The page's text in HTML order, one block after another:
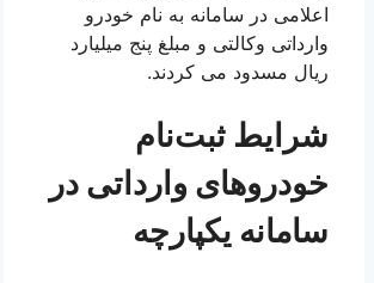
اعلامی در سامانه به نام خودرو
وارداتی وکالتی و مبلغ پنج میلیارد
ریال مسدود می کردند.
شرایط ثبت‌نام
خودروهای وارداتی در
سامانه یکپارچه